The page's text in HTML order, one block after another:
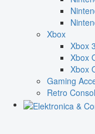
Xbox
Xbox
Xbox
Xbox
Gaming
Retro